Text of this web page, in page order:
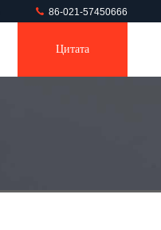
86-021-57450666
Цитата